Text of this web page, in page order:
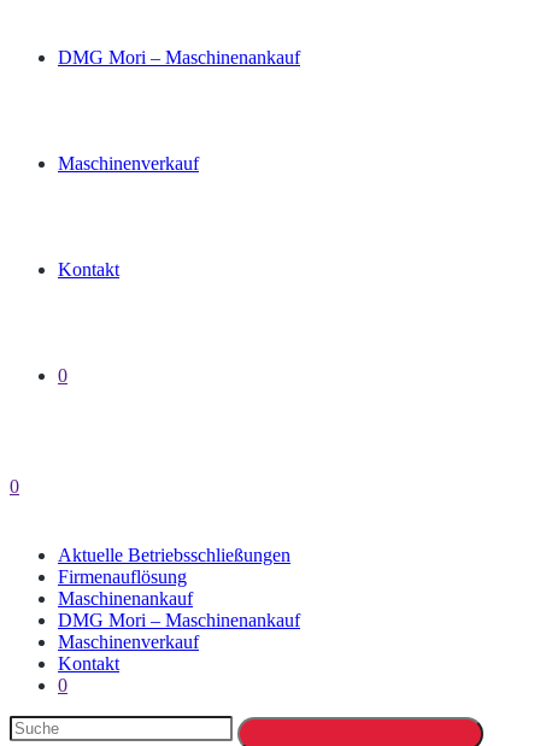
DMG Mori – Maschinenankauf
Maschinenverkauf
Kontakt
0
0
Aktuelle Betriebsschließungen
Firmenauflösung
Maschinenankauf
DMG Mori – Maschinenankauf
Maschinenverkauf
Kontakt
0